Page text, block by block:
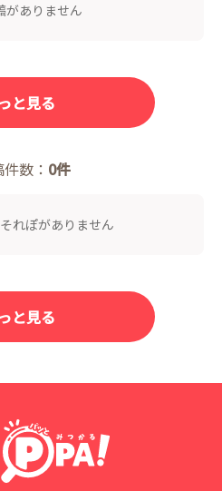
がありません
と見る
数： 0件
れぽがありません
と見る